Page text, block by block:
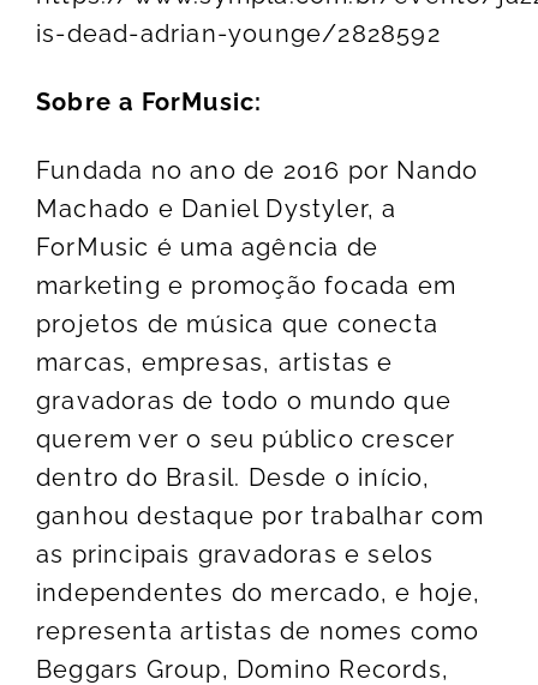
is-dead-adrian-younge/2828592
Sobre a ForMusic:
Fundada no ano de 2016 por Nando
Machado e Daniel Dystyler, a
ForMusic é uma agência de
marketing e promoção focada em
projetos de música que conecta
marcas, empresas, artistas e
gravadoras de todo o mundo que
querem ver o seu público crescer
dentro do Brasil. Desde o início,
ganhou destaque por trabalhar com
as principais gravadoras e selos
independentes do mercado, e hoje,
representa artistas de nomes como
Beggars Group, Domino Records,